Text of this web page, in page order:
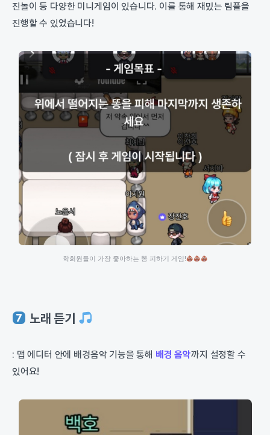
진놀이 등 다양한 미니게임이 있습니다. 이를 통해 재밌는 팀플을
진행할 수 있었습니다!
학회원들이 가장 좋아하는 똥 피하기 게임!
노래 듣기
: 맵 에디터 안에 배경음악 기능을 통해 배경 음악까지 설정할 수
있어요!